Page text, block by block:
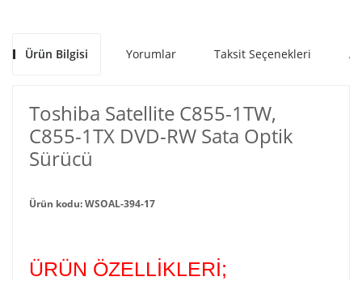
Ürün Bilgisi Yorumlar Taksit Seçenekleri
Toshiba Satellite C855-1TW,
C855-1TX DVD-RW Sata Optik
Sürücü
Ürün kodu: WSOAL-394-17
ÜRÜN ÖZELLİKLERİ;